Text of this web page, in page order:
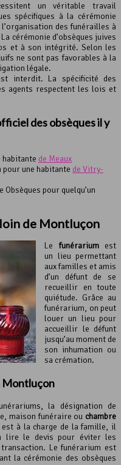
un véritable travail
spécifiques à la cérémonie
des funérailles à
cérémonie d’obsèques juives
et à son intégrité. Selon les
ne sont pas favorables à la
légale.
interdit. La spécificité des
agents respectent les lois et
des obsèques il y
habitante de Meaux
une habitante de Vitry-
pour quelqu’un
de Montluçon
Lefunérarium est
un lieu permettant
aux familles et amis
d’un défunt de se
recueillir en toute
quiétude. Grâce au
funérarium, on peut
louer un lieu pour
accueillir le défunt
jusqu’au moment de
son inhumation ou
sa crémation.
Montluçon
la désignation de
maison funéraire ou chambre
à la charge de la famille, il
lire le devis pour éviter les
Le funérarium est
la cérémonie des obsèques